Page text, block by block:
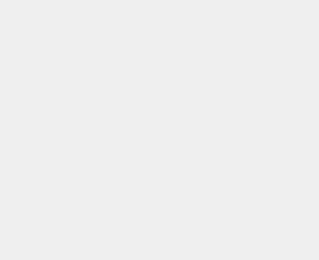
Predstavitev okolice Ljubljane, kjer so
vezani na udeležence kongresa svete